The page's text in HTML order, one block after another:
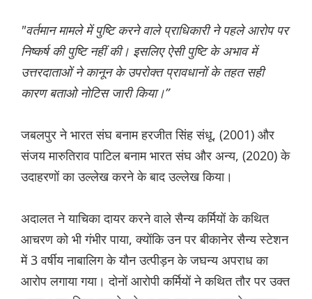
"वर्तमान मामले में पुष्टि करने वाले प्राधिकारी ने पहले आरोप पर
निष्कर्ष की पुष्टि नहीं की। इसलिए ऐसी पुष्टि के अभाव में
उत्तरदाताओं ने कानून के उपरोक्त प्रावधानों के तहत सही
कारण बताओ नोटिस जारी किया।”
जबलपुर ने भारत संघ बनाम हरजीत सिंह संधू, (2001) और
संजय मारुतिराव पाटिल बनाम भारत संघ और अन्य, (2020) के
उदाहरणों का उल्लेख करने के बाद उल्लेख किया।
अदालत ने याचिका दायर करने वाले सैन्य कर्मियों के कथित
आचरण को भी गंभीर पाया, क्योंकि उन पर बीकानेर सैन्य स्टेशन
में 3 वर्षीय नाबालिग के यौन उत्पीड़न के जघन्य अपराध का
आरोप लगाया गया। दोनों आरोपी कर्मियों ने कथित तौर पर उक्त